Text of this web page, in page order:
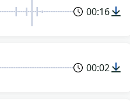
00:16
00:02